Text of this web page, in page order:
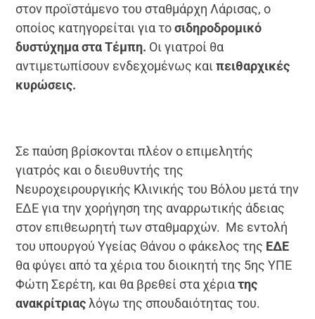
στον προϊστάμενο του σταθμάρχη Λάρισας, ο
οποίος κατηγορείται για τοσιδηροδρομικό
δυστύχημα στα Τέμπη. Οι γιατροί θα
αντιμετωπίσουν ενδεχομένως καιπειθαρχικές
κυρώσεις.
Σε παύση βρίσκονται πλέον ο επιμελητής
γιατρός και ο διευθυντής της
Νευροχειρουργικής Κλινικής του Βόλου μετά την
ΕΔΕ για την χορήγηση της αναρρωτικής άδειας
στον επιθεωρητή των σταθμαρχών. Με εντολή
του υπουργού Υγείας Θάνου ο φάκελος της ΕΔΕ
θα φύγει από τα χέρια του διοικητή της 5ης ΥΠΕ
Φώτη Σερέτη, και θα βρεθεί στα χέριατης
ανακρίτριαςλόγω της σπουδαιότητας του.